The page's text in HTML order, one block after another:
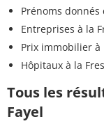
Prénoms
Entreprises à la
Prix immobilier à
Hôpitaux à la
Tous les
Fayel